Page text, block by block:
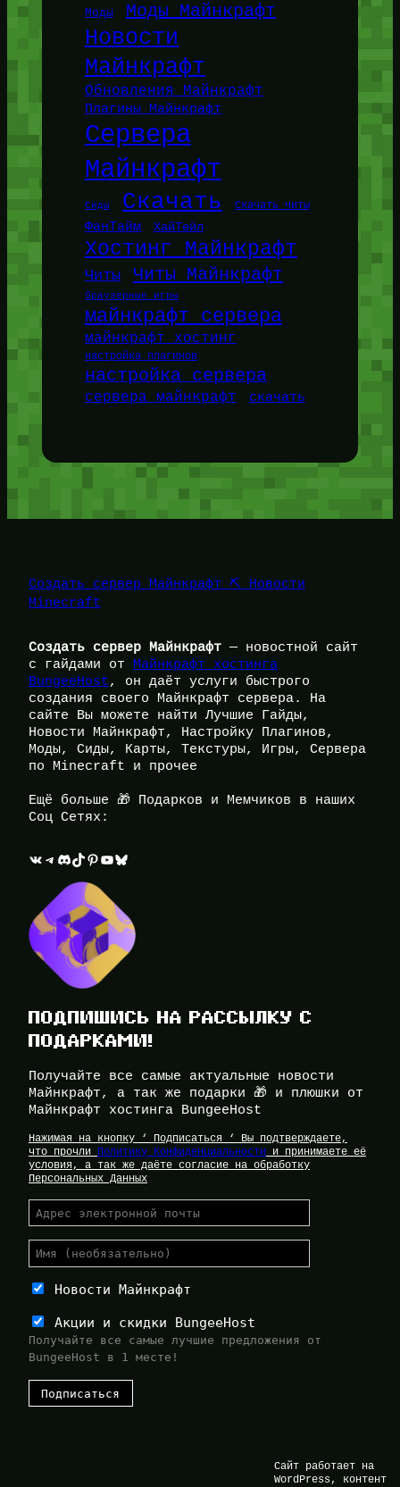
Моды Моды Майнкрафт
Новости
Майнкрафт
Обновления Майнкрафт
Плагины Майнкрафт
Сервера
Майнкрафт
Сиды Скачать Скачать читы
ФанТайм ХайТейл
Хостинг Майнкрафт
Читы Читы Майнкрафт
браузерные игры
майнкрафт сервера
майнкрафт хостинг
настройка плагинов
настройка сервера
сервера майнкрафт скачать
Создать сервер Майнкрафт ⛏️ Новости
Minecraft
Создать сервер Майнкрафт — новостной сайт
с гайдами от Майнкрафт хостинга
BungeeHost, он даёт услуги быстрого
создания своего Майнкрафт сервера. На
сайте Вы можете найти Лучшие Гайды,
Новости Майнкрафт, Настройку Плагинов,
Моды, Сиды, Карты, Текстуры, Игры, Сервера
по Minecraft и прочее
Ещё больше 🎁 Подарков и Мемчиков в наших
Соц Сетях:
ВКонтакте Telegram Discord TikTok Pinterest YouTube Bluesky
ПОДПИШИСЬ НА РАССЫЛКУ С
ПОДАРКАМИ!
Получайте все самые актуальные новости
Майнкрафт, а так же подарки 🎁 и плюшки от
Майнкрафт хостинга BungeeHost
Нажимая на кнопку ‘ Подписаться ‘ Вы подтверждаете,
что прочли Политику Конфиденциальности и принимаете её
условия, а так же даёте согласие на обработку
Персональных Данных
Новости Майнкрафт
Акции и скидки BungeeHost
Получайте все самые лучшие предложения от
BungeeHost в 1 месте!
Сайт работает на
WordPress, контент